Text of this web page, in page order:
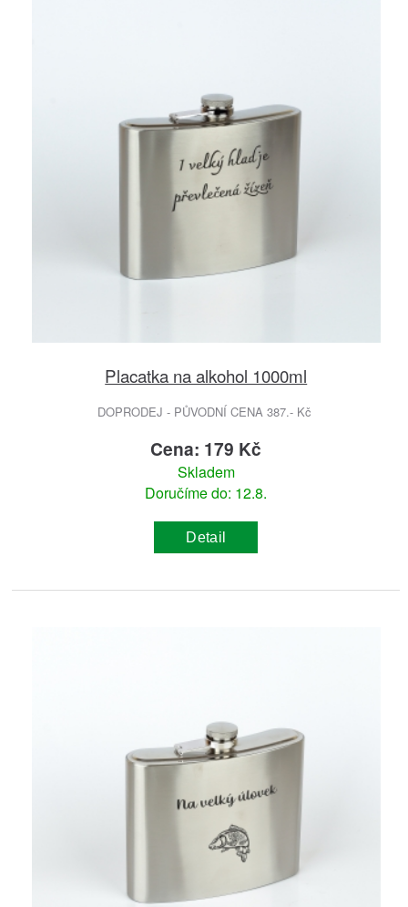
Placatka na alkohol 1000ml
DOPRODEJ - PŮVODNÍ CENA 387.- Kč
Cena: 179 Kč
Skladem
Doručíme do: 12.8.
Detail